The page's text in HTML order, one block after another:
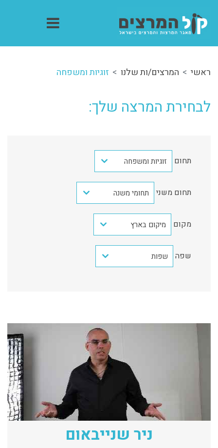
ראשי המרצים/ות שלנו זוגיות ומשפחה
לבחירת המרצה שלך:
תחום זוגיות ומשפחה
תחום משני תחומי משנה
מקום מיקום בארץ
שפה שפות
ניר שנייבאום